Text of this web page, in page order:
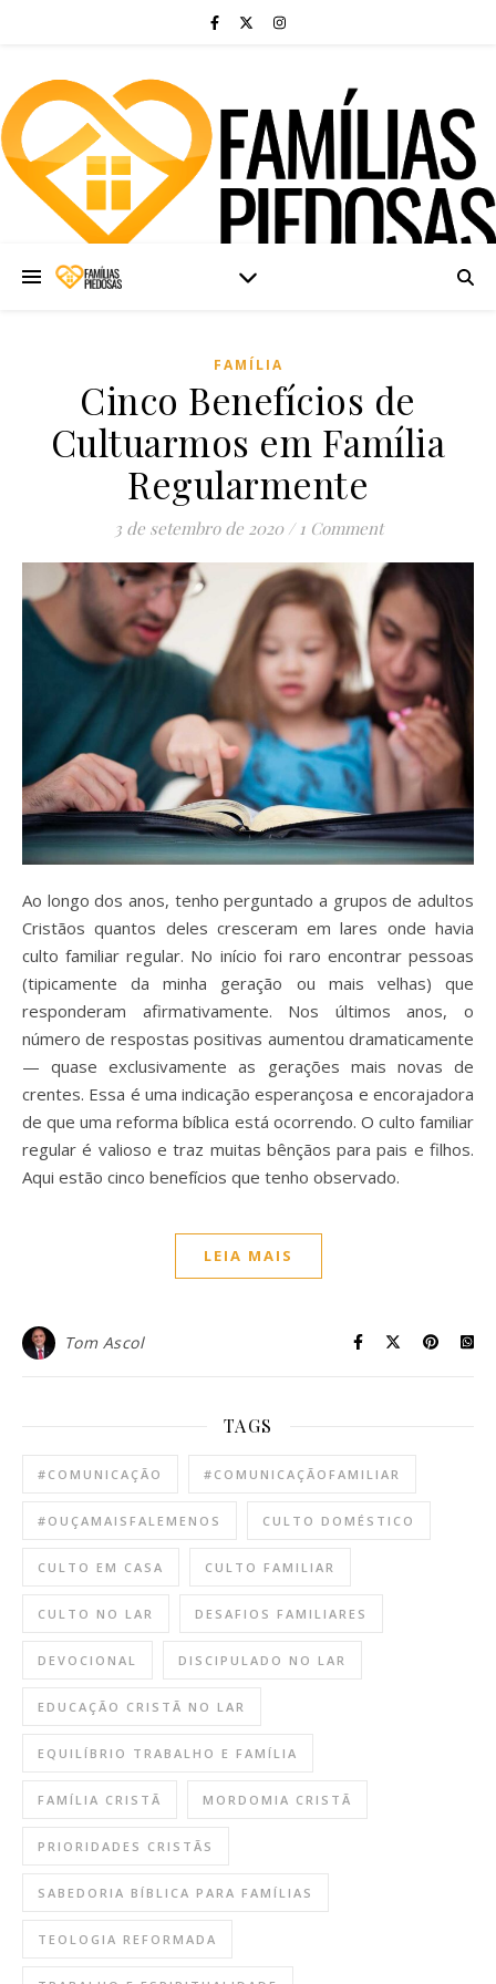
FAMÍLIA
Cinco Benefícios de
Cultuarmos em Família
Regularmente
3 de setembro de 2020 / 1 Comment
Ao longo dos anos, tenho perguntado a grupos de adultos
Cristãos quantos deles cresceram em lares onde havia
culto familiar regular. No início foi raro encontrar pessoas
(tipicamente da minha geração ou mais velhas) que
responderam afirmativamente. Nos últimos anos, o
número de respostas positivas aumentou dramaticamente
— quase exclusivamente as gerações mais novas de
crentes. Essa é uma indicação esperançosa e encorajadora
de que uma reforma bíblica está ocorrendo. O culto familiar
regular é valioso e traz muitas bênçãos para pais e filhos.
Aqui estão cinco benefícios que tenho observado.
LEIA MAIS
Tom Ascol
TAGS
#COMUNICAÇÃO #COMUNICAÇÃOFAMILIAR
#OUÇAMAISFALEMENOS CULTO DOMÉSTICO
CULTO EM CASA CULTO FAMILIAR
CULTO NO LAR DESAFIOS FAMILIARES
DEVOCIONAL DISCIPULADO NO LAR
EDUCAÇÃO CRISTÃ NO LAR
EQUILÍBRIO TRABALHO E FAMÍLIA
FAMÍLIA CRISTÃ MORDOMIA CRISTÃ
PRIORIDADES CRISTÃS
SABEDORIA BÍBLICA PARA FAMÍLIAS
TEOLOGIA REFORMADA